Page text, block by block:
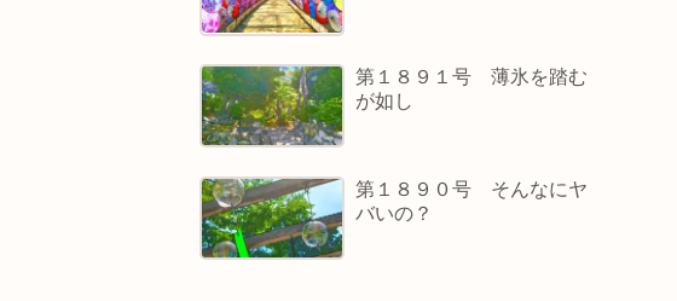
第１８９１号 薄氷を踏む
が如し
第１８９０号 そんなにヤ
バいの？